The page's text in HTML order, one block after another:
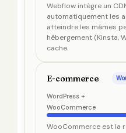
Webflow intègre un
automatiquement les
atteindre les mêmes
hébergement (Kinsta,
cache.
E-commerce
WordPress +
WooCommerce
WooCommerce est la